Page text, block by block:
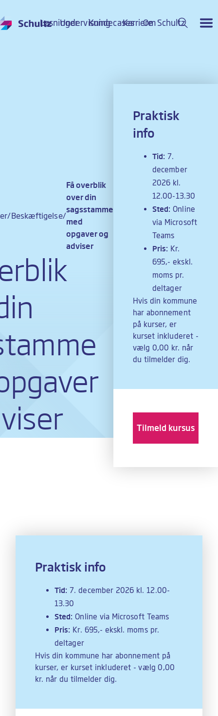
LøsningerUndervisningKundecasesKarriereOm Schultz
Beskæftigelse
Få overblik
over din
sagsstamme
med
opgaver og
adviser
Praktisk
info
Tid: 7.
december
2026 kl.
12.00-13.30
Sted: Online
via Microsoft
Teams
Pris: Kr.
695,- ekskl.
moms pr.
deltager
Hvis din kommune
har abonnement
på kurser, er
kurset inkluderet -
vælg 0,00 kr. når
du tilmelder dig.
Tilmeld kursus
Praktisk info
Tid: 7. december 2026 kl. 12.00-
13.30
Sted: Online via Microsoft Teams
Pris: Kr. 695,- ekskl. moms pr.
deltager
Hvis din kommune har abonnement på
kurser, er kurset inkluderet - vælg 0,00
kr. når du tilmelder dig.